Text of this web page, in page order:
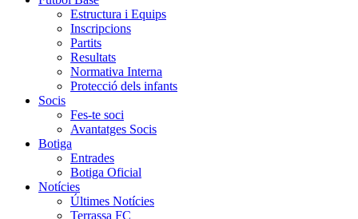
Estructura i Equips
Inscripcions
Partits
Resultats
Normativa Interna
Protecció dels infants
Socis
Fes-te soci
Avantatges Socis
Botiga
Entrades
Botiga Oficial
Notícies
Últimes Notícies
Terrassa FC